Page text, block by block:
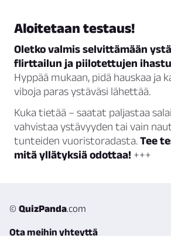
Aloitetaan testaus!
Oletko valmis selvittämään
flirttailun ja piilotettujen
Hyppää mukaan, pidä hauskaa ja
viboja paras ystäväsi lähettää.
Kuka tietää – saatat paljastaa
vahvistaa ystävyyden tai vain
tunteiden vuoristoradasta.Tee
mitä yllätyksiä odottaa! +++
© QuizPanda.com
Ota meihin yhteyttä